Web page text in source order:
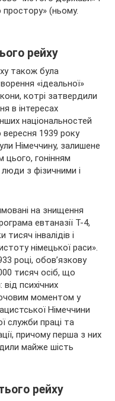
(ньому.
рейху
також була
«ідеальної»
котрі затвердили
в інтересах
національностей
1939 року
Німеччину, залишене
цього, гонінням
з фізичними і
на знищення
евтаназії T-4,
інвалідів і
німецької раси».
році, обов’язкову
тисяч осіб, що
психічних
моментом у
Німеччини
служби праці та
причому перша з них
майже шість
рейху